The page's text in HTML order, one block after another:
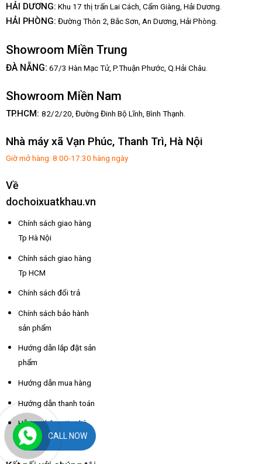
HẢI DƯƠNG: Khu 17 thị trấn Lai Cách, Cẩm Giàng, Hải Dương.
HẢI PHÒNG: Đường Thôn 2, Bắc Sơn, An Dương, Hải Phòng.
Showroom Miền Trung
ĐÀ NẴNG: 67/3 Hàn Mạc Tử, P.Thuận Phước, Q.Hải Châu.
Showroom Miền Nam
TP.HCM: 82/2/20, Đường Đinh Bộ Lĩnh, Bình Thạnh.
Nhà máy xã Vạn Phúc, Thanh Trì, Hà Nội
Giờ mở hàng: 8:00-17:30 hàng ngày
Về
dochoixuatkhau.vn
Chính sách giao hàng
Tp Hà Nội
Chính sách giao hàng
Tp HCM
Chính sách đổi trả
Chính sách bảo hành
sản phẩm
Hướng dẫn lắp đặt sản
phẩm
Hướng dẫn mua hàng
Hướng dẫn thanh toán
Hỗ trợ thông tin nhà
xe các tỉnhCALL NOW